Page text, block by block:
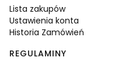
Lista zakupów
Ustawienia konta
Historia Zamówień
REGULAMINY